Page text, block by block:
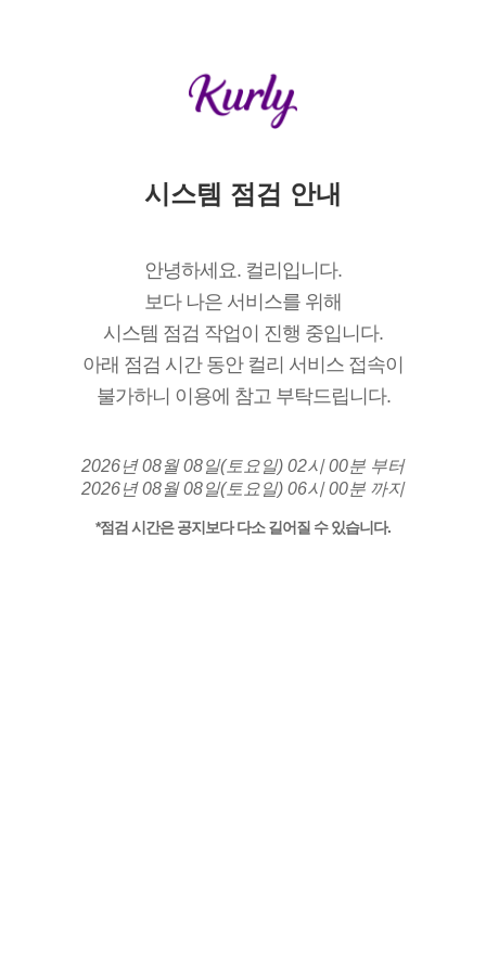
시스템 점검 안내
안녕하세요. 컬리입니다.
보다 나은 서비스를 위해
시스템 점검 작업이 진행 중입니다.
아래 점검 시간 동안 컬리 서비스 접속이
불가하니 이용에 참고 부탁드립니다.
2026년 08월 08일(토요일) 02시 00분 부터
2026년 08월 08일(토요일) 06시 00분 까지
*점검 시간은 공지보다 다소 길어질 수 있습니다.